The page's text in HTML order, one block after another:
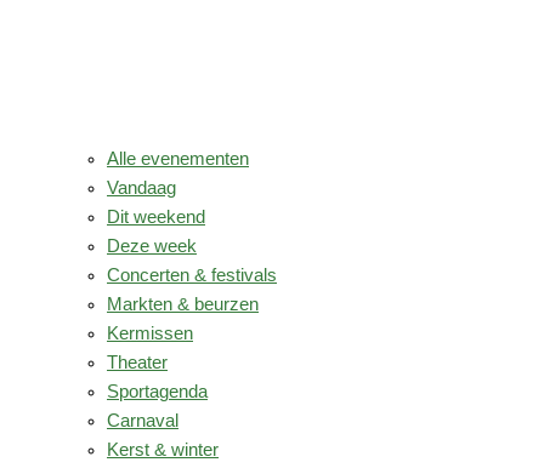
Alle evenementen
Vandaag
Dit weekend
Deze week
Concerten & festivals
Markten & beurzen
Kermissen
Theater
Sportagenda
Carnaval
Kerst & winter